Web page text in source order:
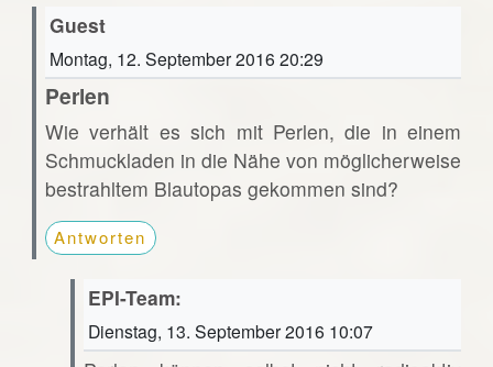
Guest
Montag, 12. September 2016 20:29
Perlen
Wie verhält es sich mit Perlen, die in einem
Schmuckladen in die Nähe von möglicherweise
bestrahltem Blautopas gekommen sind?
Antworten
EPI-Team:
Dienstag, 13. September 2016 10:07